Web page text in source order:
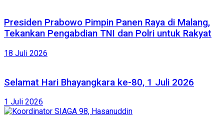
Presiden Prabowo Pimpin Panen Raya di Malang,
Tekankan Pengabdian TNI dan Polri untuk Rakyat
18 Juli 2026
Selamat Hari Bhayangkara ke-80, 1 Juli 2026
1 Juli 2026